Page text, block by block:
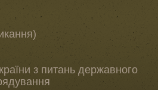
з питань державного